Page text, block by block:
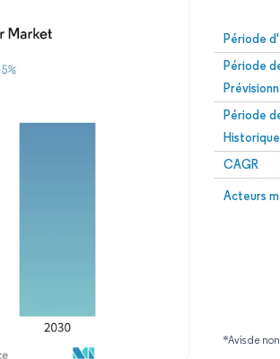
Période
Période
Période
CAGR
Acteurs
*Avis de